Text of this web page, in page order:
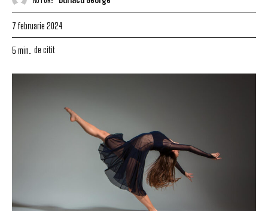
7 februarie 2024
5 min. de citit